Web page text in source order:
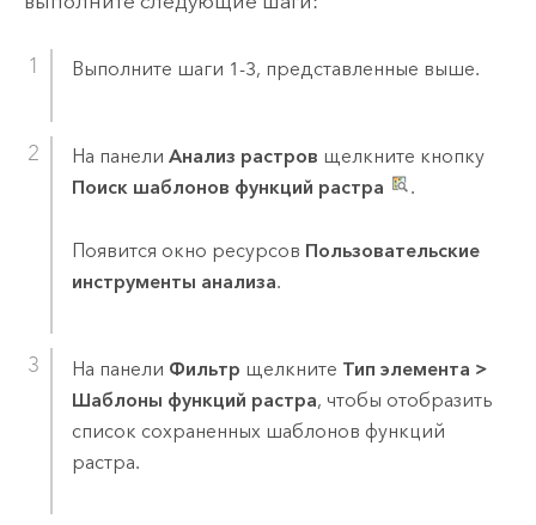
Выполните шаги 1-3, представленные выше.
На панели Анализ растров щелкните кнопку
Поиск шаблонов функций растра
.
Появится окно ресурсов Пользовательские
инструменты анализа.
На панели Фильтр щелкните Тип элемента >
Шаблоны функций растра, чтобы отобразить
список сохраненных шаблонов функций
растра.